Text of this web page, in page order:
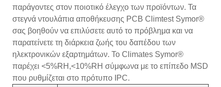
παράγοντες στον ποιοτικό έλεγχο των προϊόντων. Τα
στεγνά ντουλάπια αποθήκευσης PCB Climtest Symor®
σας βοηθούν να επιλύσετε αυτό το πρόβλημα και να
παρατείνετε τη διάρκεια ζωής του δαπέδου των
ηλεκτρονικών εξαρτημάτων. Το Climates Symor®
παρέχει <5%RH,<10%RH σύμφωνα με το επίπεδο MSD
που ρυθμίζεται στο πρότυπο IPC.